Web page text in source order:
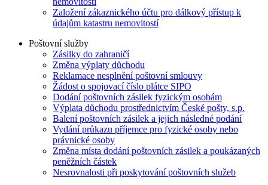
Založení zákaznického účtu pro dálkový přístup k
údajům katastru nemovitostí
Poštovní služby
Zásilky do zahraničí
Změna výplaty důchodu
Reklamace nesplnění poštovní smlouvy
Žádost o spojovací číslo plátce SIPO
Dodání poštovních zásilek fyzickým osobám
Výplata důchodu prostřednictvím České pošty, s.p.
Balení poštovních zásilek a jejich následné podání
Vydání průkazu příjemce pro fyzické osoby nebo
právnické osoby
Změna místa dodání poštovních zásilek a poukázaných
peněžních částek
Nesrovnalosti při poskytování poštovních služeb